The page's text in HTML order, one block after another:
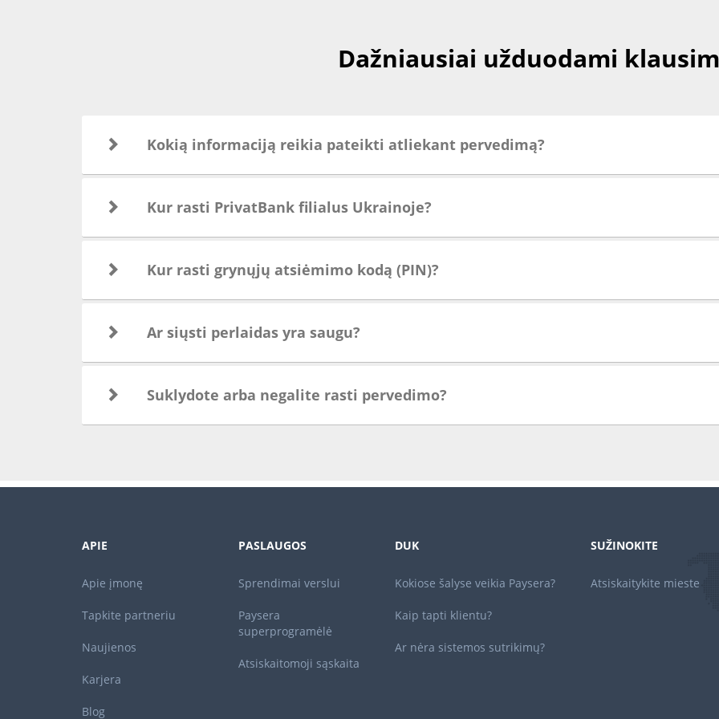
Dažniausiai užduodami
Kokią informaciją reikia pateikti atliekant pervedimą?
Kur rasti PrivatBank filialus Ukrainoje?
Kur rasti grynųjų atsiėmimo kodą (PIN)?
Ar siųsti perlaidas yra saugu?
Suklydote arba negalite rasti pervedimo?
APIE
Apie įmonę
Tapkite partneriu
Naujienos
Karjera
Blog
PASLAUGOS
Sprendimai verslui
Paysera
superprogramėlė
Atsiskaitomoji sąskaita
DUK
Kokiose šalyse veikia Paysera?
Kaip tapti klientu?
Ar nėra sistemos sutrikimų?
SUŽINOKITE
Atsiskaitykite mieste